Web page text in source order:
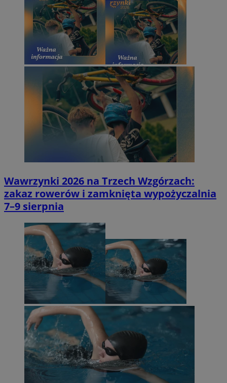
Wawrzynki 2026 na Trzech Wzgórzach:
zakaz rowerów i zamknięta wypożyczalnia
7–9 sierpnia